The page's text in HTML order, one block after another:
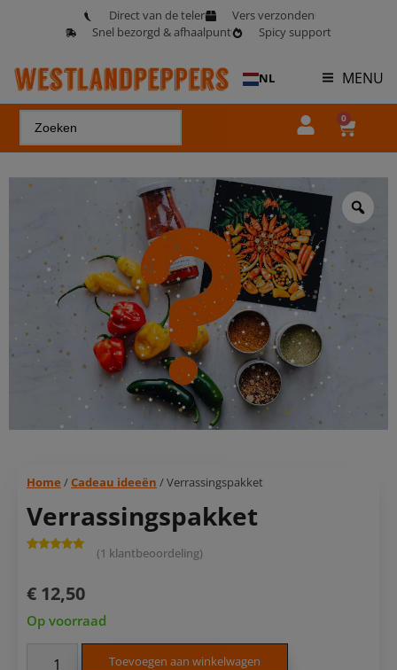
Direct van de teler
Vers verzonden
Snel bezorgd & afhaalpunt
Spicy support
NL MENU
0
Home /Cadeau ideeën / Verrassingspakket
Verrassingspakket
opklant
waardering
(1 klantbeoordeling)
€ 12,50
Op voorraad
Toevoegen aan winkelwagen